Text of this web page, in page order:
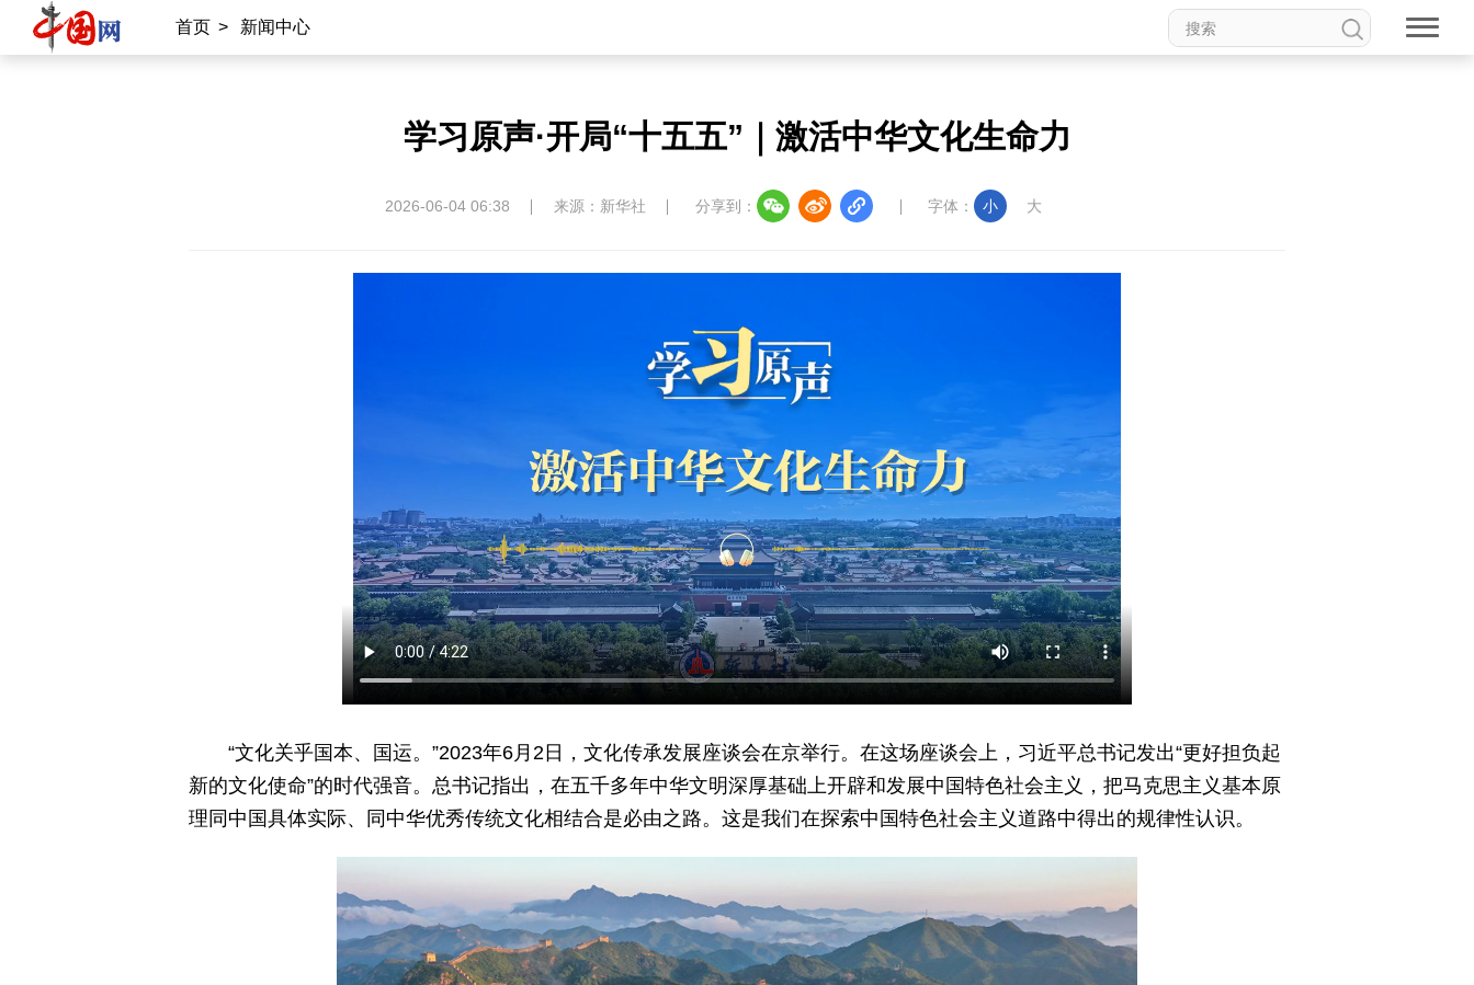
首页 > 新闻中心
学习原声·开局“十五五”｜激活中华文化生命力
2026-06-04 06:38 来源：新华社 分享到： 字体： 小 大
“文化关乎国本、国运。”2023年6月2日，文化传承发展座谈会在京举行。在这场座谈会上，习近平总书记发出“更好担负起
新的文化使命”的时代强音。总书记指出，在五千多年中华文明深厚基础上开辟和发展中国特色社会主义，把马克思主义基本原
理同中国具体实际、同中华优秀传统文化相结合是必由之路。这是我们在探索中国特色社会主义道路中得出的规律性认识。